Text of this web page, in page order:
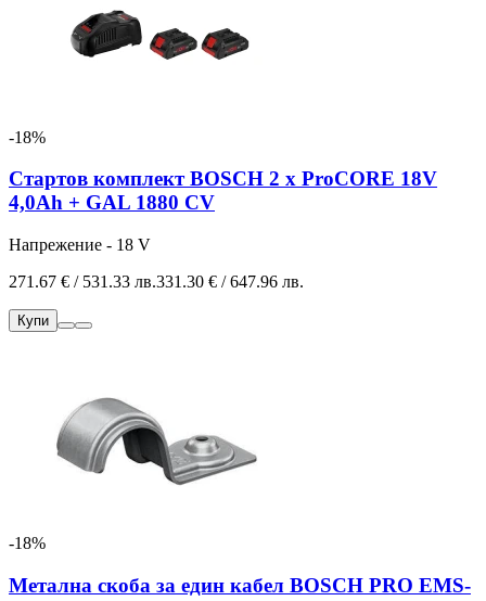
-18%
Стартов комплект BOSCH 2 x ProCORE 18V
4,0Ah + GAL 1880 CV
Напрежение - 18 V
271.67 € / 531.33 лв.331.30 € / 647.96 лв.
Купи
-18%
Метална скоба за един кабел BOSCH PRO EMS-